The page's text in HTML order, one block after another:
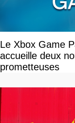
Le Xbox Game
accueille deux
prometteuses